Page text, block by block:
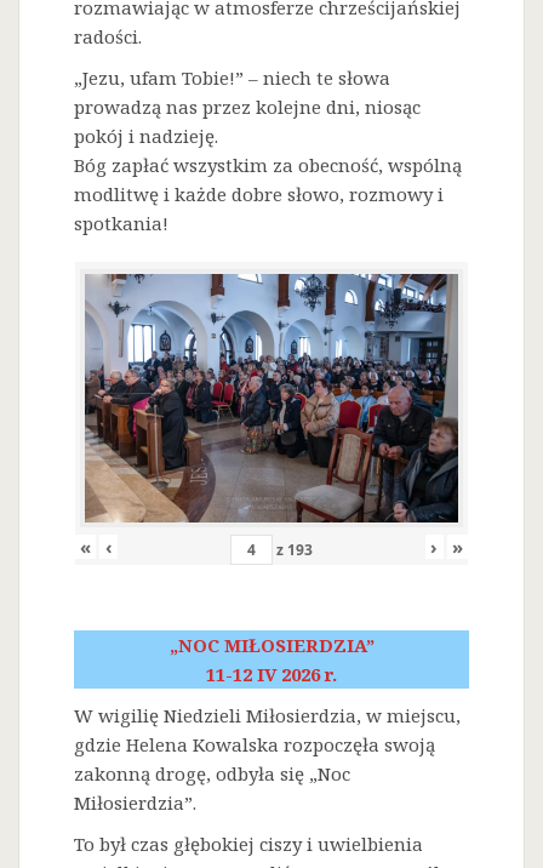
rozmawiając w atmosferze chrześcijańskiej
radości.
„Jezu, ufam Tobie!” – niech te słowa
prowadzą nas przez kolejne dni, niosąc
pokój i nadzieję.
Bóg zapłać wszystkim za obecność, wspólną
modlitwę i każde dobre słowo, rozmowy i
spotkania!
« ‹ z 193 › »
„NOC MIŁOSIERDZIA”
11-12 IV 2026 r.
W wigilię Niedzieli Miłosierdzia, w miejscu,
gdzie Helena Kowalska rozpoczęła swoją
zakonną drogę, odbyła się „Noc
Miłosierdzia”.
To był czas głębokiej ciszy i uwielbienia